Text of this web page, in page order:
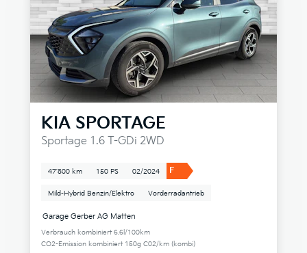
KIA SPORTAGE
Sportage 1.6 T-GDi 2WD
47'800 km 150 PS 02/2024 F
Mild-Hybrid Benzin/Elektro Vorderradantrieb
Garage Gerber AG Matten
Verbrauch kombiniert 6.6l/100km
CO2-Emission kombiniert 150g C02/km (kombi)